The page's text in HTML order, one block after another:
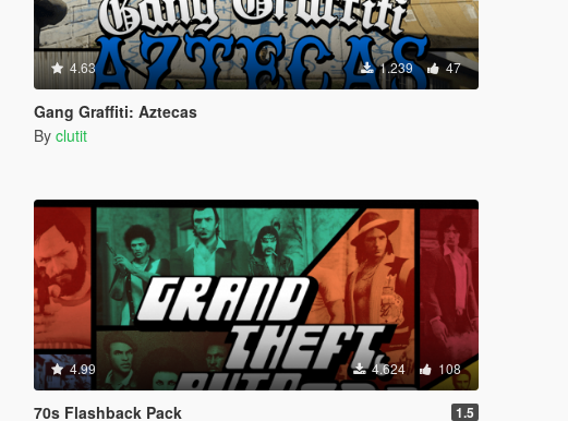
4.63 1.239 47
Gang Graffiti: Aztecas
By clutit
4.99 4.624 108
70s Flashback Pack 1.5